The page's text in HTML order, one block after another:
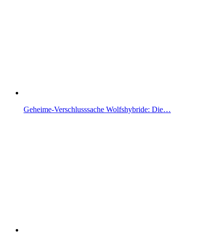
Geheime-Verschlusssache Wolfshybride: Die…